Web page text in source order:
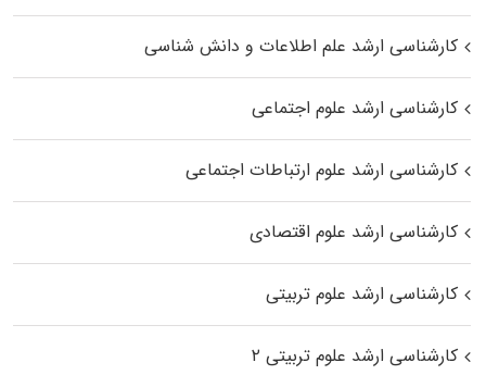
کارشناسی ارشد علم اطلاعات و دانش شناسی
کارشناسی ارشد علوم اجتماعی
کارشناسی ارشد علوم ارتباطات اجتماعی
کارشناسی ارشد علوم اقتصادی
کارشناسی ارشد علوم تربیتی
کارشناسی ارشد علوم تربیتی ۲